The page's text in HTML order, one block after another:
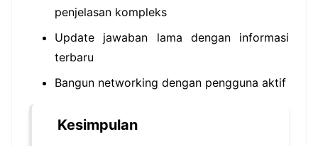
penjelasan kompleks
Update jawaban lama dengan informasi
terbaru
Bangun networking dengan pengguna aktif
Kesimpulan